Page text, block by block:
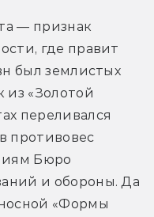
— признак
где правит
был землистых
из «Золотой
переливался
противовес
Бюро
и обороны. Да
«Формы